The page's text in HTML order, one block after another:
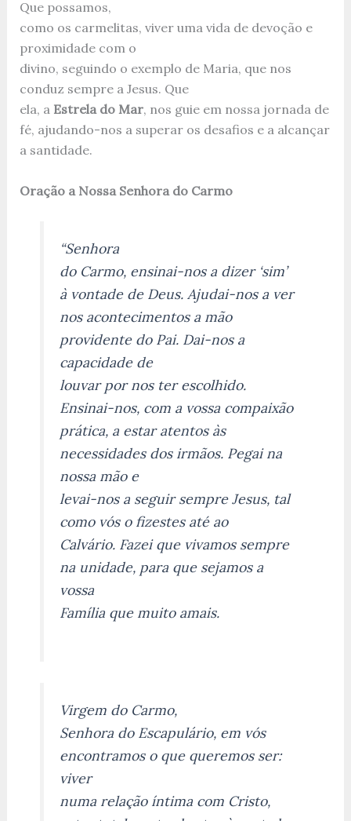
Que possamos,
como os carmelitas, viver uma vida de devoção e
proximidade com o
divino, seguindo o exemplo de Maria, que nos
conduz sempre a Jesus. Que
ela, a Estrela do Mar, nos guie em nossa jornada de
fé, ajudando-nos a superar os desafios e a alcançar
a santidade.
Oração a Nossa Senhora do Carmo
“Senhora
do Carmo, ensinai-nos a dizer ‘sim’
à vontade de Deus. Ajudai-nos a ver
nos acontecimentos a mão
providente do Pai. Dai-nos a
capacidade de
louvar por nos ter escolhido.
Ensinai-nos, com a vossa compaixão
prática, a estar atentos às
necessidades dos irmãos. Pegai na
nossa mão e
levai-nos a seguir sempre Jesus, tal
como vós o fizestes até ao
Calvário. Fazei que vivamos sempre
na unidade, para que sejamos a
vossa
Família que muito amais.
Virgem do Carmo,
Senhora do Escapulário, em vós
encontramos o que queremos ser:
viver
numa relação íntima com Cristo,